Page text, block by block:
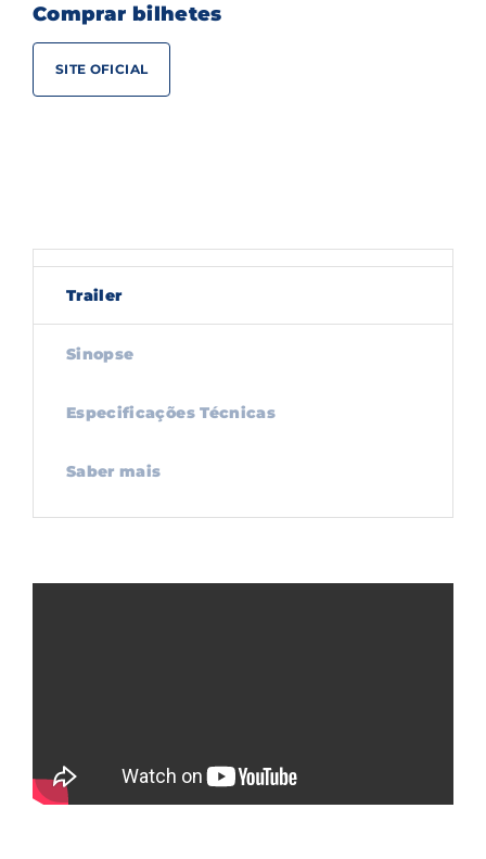
Comprar bilhetes
SITE OFICIAL
Trailer
Sinopse
Especificações Técnicas
Saber mais